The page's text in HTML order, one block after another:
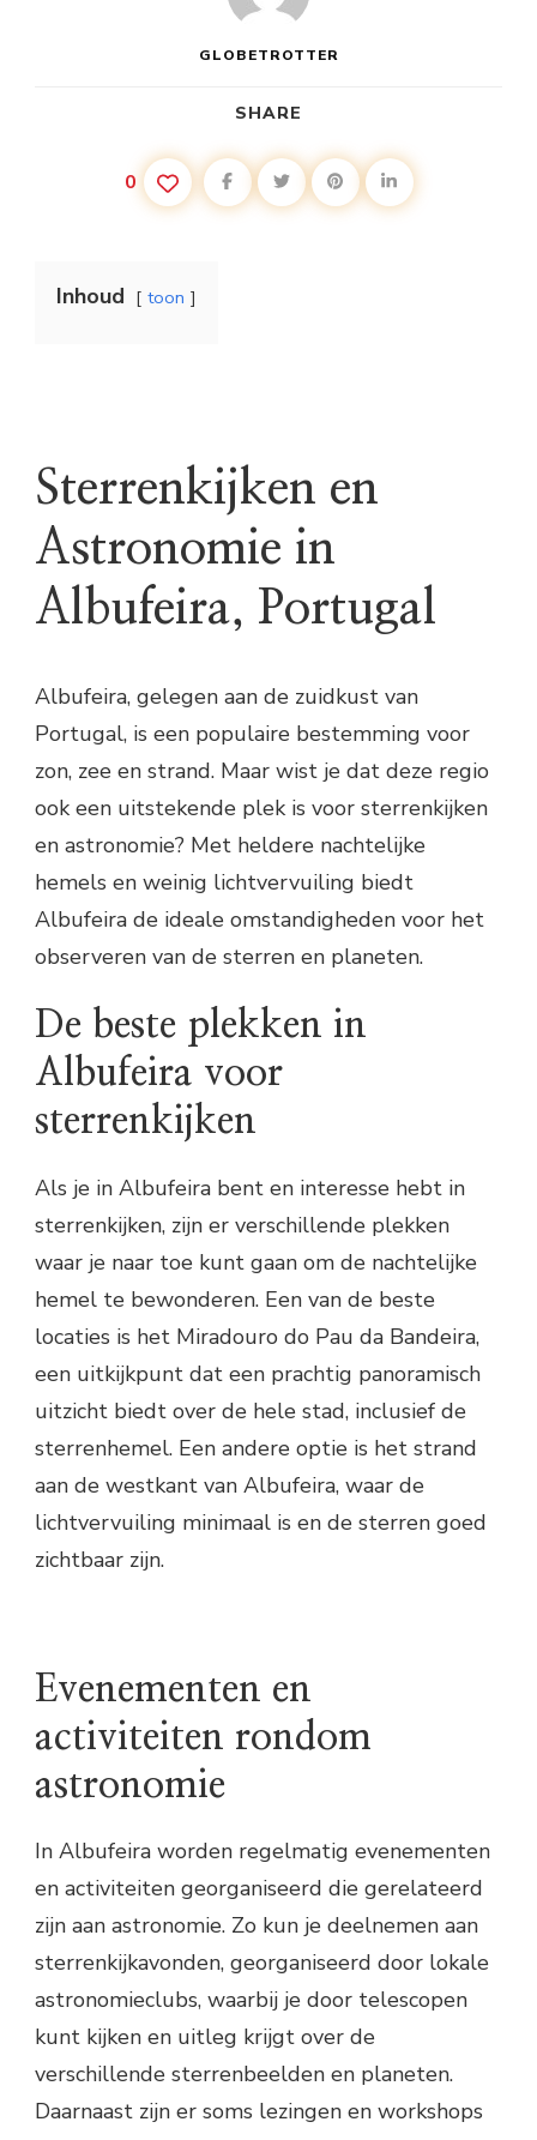
GLOBETROTTER
SHARE
0
Inhoud toon
Sterrenkijken en
Astronomie in
Albufeira, Portugal
Albufeira, gelegen aan de zuidkust van
Portugal, is een populaire bestemming voor
zon, zee en strand. Maar wist je dat deze regio
ook een uitstekende plek is voor sterrenkijken
en astronomie? Met heldere nachtelijke
hemels en weinig lichtvervuiling biedt
Albufeira de ideale omstandigheden voor het
observeren van de sterren en planeten.
De beste plekken in
Albufeira voor
sterrenkijken
Als je in Albufeira bent en interesse hebt in
sterrenkijken, zijn er verschillende plekken
waar je naar toe kunt gaan om de nachtelijke
hemel te bewonderen. Een van de beste
locaties is het Miradouro do Pau da Bandeira,
een uitkijkpunt dat een prachtig panoramisch
uitzicht biedt over de hele stad, inclusief de
sterrenhemel. Een andere optie is het strand
aan de westkant van Albufeira, waar de
lichtvervuiling minimaal is en de sterren goed
zichtbaar zijn.
Evenementen en
activiteiten rondom
astronomie
In Albufeira worden regelmatig evenementen
en activiteiten georganiseerd die gerelateerd
zijn aan astronomie. Zo kun je deelnemen aan
sterrenkijkavonden, georganiseerd door lokale
astronomieclubs, waarbij je door telescopen
kunt kijken en uitleg krijgt over de
verschillende sterrenbeelden en planeten.
Daarnaast zijn er soms lezingen en workshops